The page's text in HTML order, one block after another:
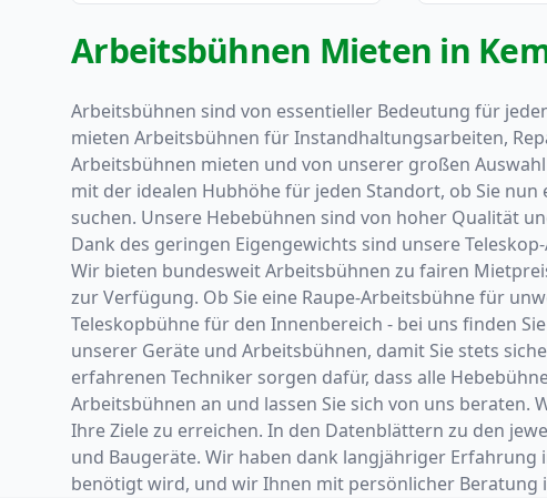
Arbeitsbühnen Mieten in
Arbeitsbühnen sind von essentieller Bedeutung für
mieten Arbeitsbühnen für Instandhaltungsarbeiten,
Arbeitsbühnen mieten und von unserer großen
mit der idealen Hubhöhe für jeden Standort, ob Sie
suchen. Unsere Hebebühnen sind von hoher Qualität
Dank des geringen Eigengewichts sind unsere
Wir bieten bundesweit Arbeitsbühnen zu fairen
zur Verfügung. Ob Sie eine Raupe-Arbeitsbühne für
Teleskopbühne für den Innenbereich - bei uns finden
unserer Geräte und Arbeitsbühnen, damit Sie stets
erfahrenen Techniker sorgen dafür, dass alle
Arbeitsbühnen an und lassen Sie sich von uns
Ihre Ziele zu erreichen. In den Datenblättern zu den
und Baugeräte. Wir haben dank langjähriger Erfahrung
benötigt wird, und wir Ihnen mit persönlicher